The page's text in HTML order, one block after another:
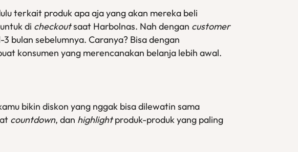
terkait produk apa aja yang akan mereka beli
di checkoutsaat Harbolnas. Nah dengan customer
bulan sebelumnya. Caranya? Bisa dengan
konsumen yang merencanakan belanja lebih awal.
bikin diskon yang nggak bisa dilewatin sama
countdown, dan highlightproduk-produk yang paling